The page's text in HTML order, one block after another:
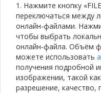
1. Нажмите кнопку
переключаться между
онлайн-файлами.
чтобы выбрать
онлайн-файла. Объём
можете использовать
получения подробной
изображении, такой
разрешение, качество,